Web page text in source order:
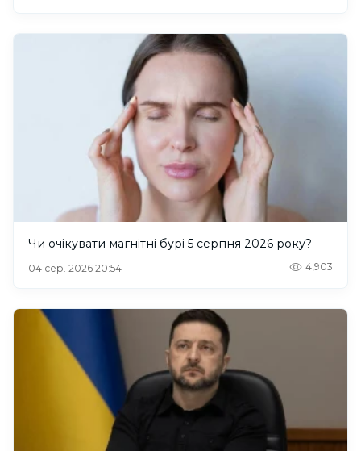
Чи очікувати магнітні бурі 5 серпня 2026 року?
04 сер. 2026 20:54 4,903